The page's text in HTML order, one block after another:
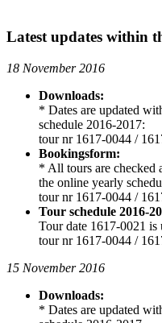
Latest updates within
18 November 2016
Downloads:
* Dates are updated
schedule 2016-2017:
tour nr 1617-0044 /
Bookingsform:
* All tours are checked
the online yearly
tour nr 1617-0044 /
Tour schedule 2016-
Tour date 1617-0021 is
tour nr 1617-0044 /
15 November 2016
Downloads:
* Dates are updated